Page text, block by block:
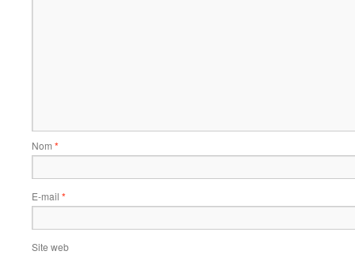
Nom *
E-mail *
Site web